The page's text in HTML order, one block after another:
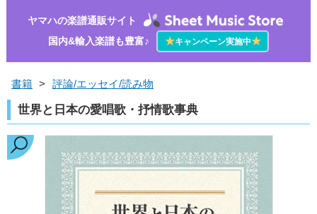
ヤマハの楽譜通販サイト
国内&輸入楽譜も豊富♪
★キャンペーン実施中★
書籍 > 評論/エッセイ/読み物
世界と日本の愛唱歌・抒情歌事典